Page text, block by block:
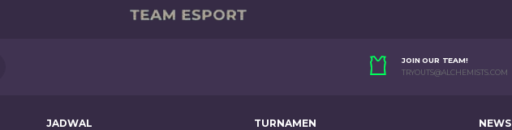
JOIN OUR TEAM!
TRYOUTS@ALCHEMISTS.COM
JADWAL TURNAMEN NEWS